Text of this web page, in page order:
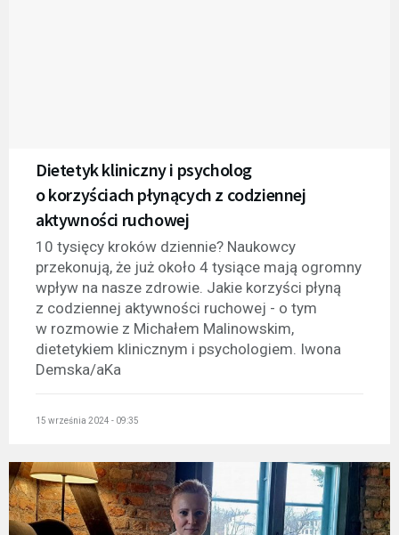
Dietetyk kliniczny i psycholog
o korzyściach płynących z codziennej
aktywności ruchowej
10 tysięcy kroków dziennie? Naukowcy
przekonują, że już około 4 tysiące mają ogromny
wpływ na nasze zdrowie. Jakie korzyści płyną
z codziennej aktywności ruchowej - o tym
w rozmowie z Michałem Malinowskim,
dietetykiem klinicznym i psychologiem. Iwona
Demska/aKa
15 września 2024 - 09:35